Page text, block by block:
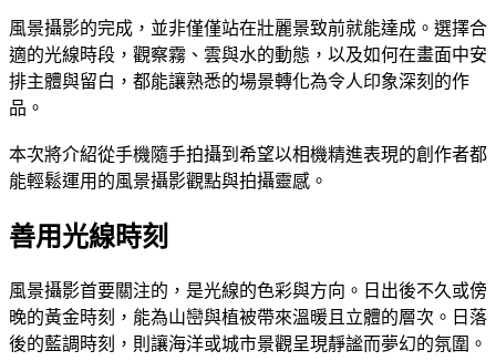
風景攝影的完成，並非僅僅站在壯麗景致前就能達成。選擇合
適的光線時段，觀察霧、雲與水的動態，以及如何在畫面中安
排主體與留白，都能讓熟悉的場景轉化為令人印象深刻的作
品。
本次將介紹從手機隨手拍攝到希望以相機精進表現的創作者都
能輕鬆運用的風景攝影觀點與拍攝靈感。
善用光線時刻
風景攝影首要關注的，是光線的色彩與方向。日出後不久或傍
晚的黃金時刻，能為山巒與植被帶來溫暖且立體的層次。日落
後的藍調時刻，則讓海洋或城市景觀呈現靜謐而夢幻的氛圍。